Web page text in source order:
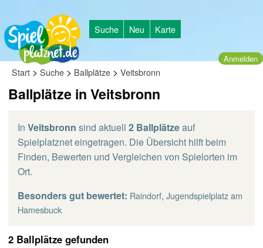
Suche Neu Karte
Anmelden
Start > Suche > Ballplätze > Veitsbronn
Ballplätze in Veitsbronn
In Veitsbronn sind aktuell 2 Ballplätzeauf
Spielplatznet eingetragen. Die Übersicht hilft beim
Finden, Bewerten und Vergleichen von Spielorten im
Ort.
Besonders gut bewertet: Raindorf, Jugendspielplatz am
Hamesbuck
2 Ballplätze gefunden